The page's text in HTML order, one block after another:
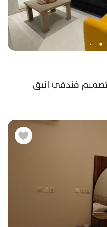
فندقي انيق